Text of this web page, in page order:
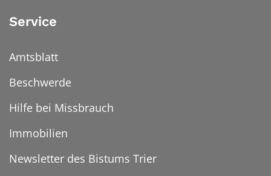
Service
Amtsblatt
Beschwerde
Hilfe bei Missbrauch
Immobilien
Newsletter des Bistums Trier